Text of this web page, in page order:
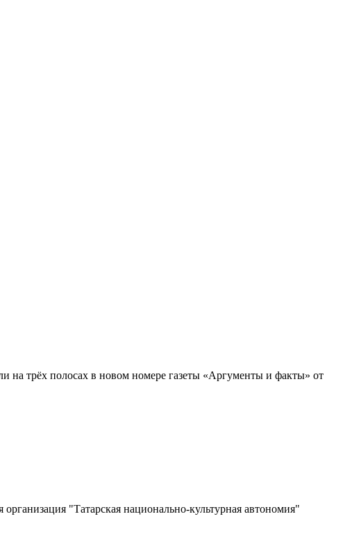
на трёх полосах в новом номере газеты «Аргументы и факты» от
"Татарская национально-культурная автономия"